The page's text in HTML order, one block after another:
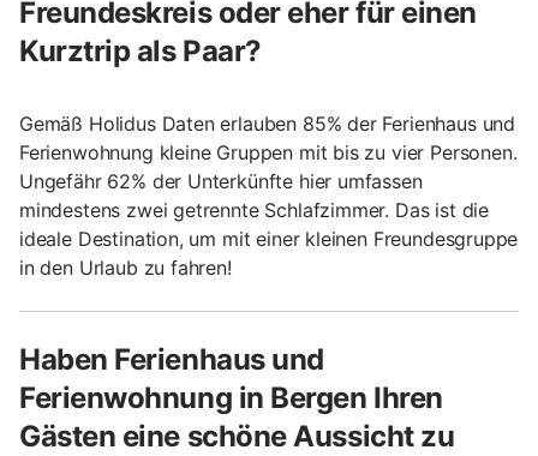
Freundeskreis oder eher für einen
Kurztrip als Paar?
Gemäß Holidus Daten erlauben 85% der Ferienhaus und
Ferienwohnung kleine Gruppen mit bis zu vier Personen.
Ungefähr 62% der Unterkünfte hier umfassen
mindestens zwei getrennte Schlafzimmer. Das ist die
ideale Destination, um mit einer kleinen Freundesgruppe
in den Urlaub zu fahren!
Haben Ferienhaus und
Ferienwohnung in Bergen Ihren
Gästen eine schöne Aussicht zu